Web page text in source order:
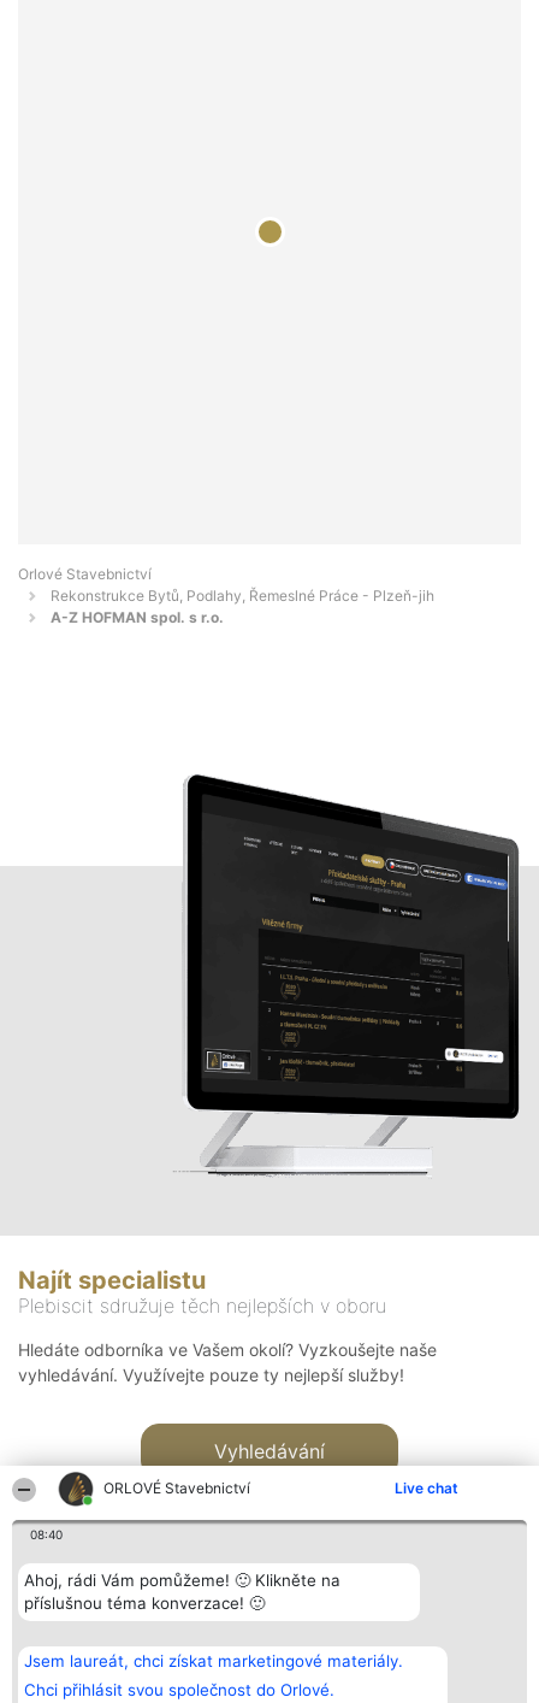
ORLOVÉ Stavebnictví Live chat
08:40
Ahoj, rádi Vám pomůžeme! 🙂 Klikněte na
příslušnou téma konverzace! 🙂
Jsem laureát, chci získat marketingové materiály.
Chci přihlásit svou společnost do Orlové.
Orlové Stavebnictví
Rekonstrukce Bytů, Podlahy, Řemeslné Práce - Plzeň-jih
A-Z HOFMAN spol. s r.o.
Najít specialistu
Plebiscit sdružuje těch nejlepších v oboru
Hledáte odborníka ve Vašem okolí? Vyzkoušejte naše
vyhledávání. Využívejte pouze ty nejlepší služby!
Vyhledávání
Bright Side Solutions sp. z o.
o. sp. k.
ul. Ruska 22
Wrocław 50-079
Vítězové
Seznam všech
laureátů
Zásady
Kontakt